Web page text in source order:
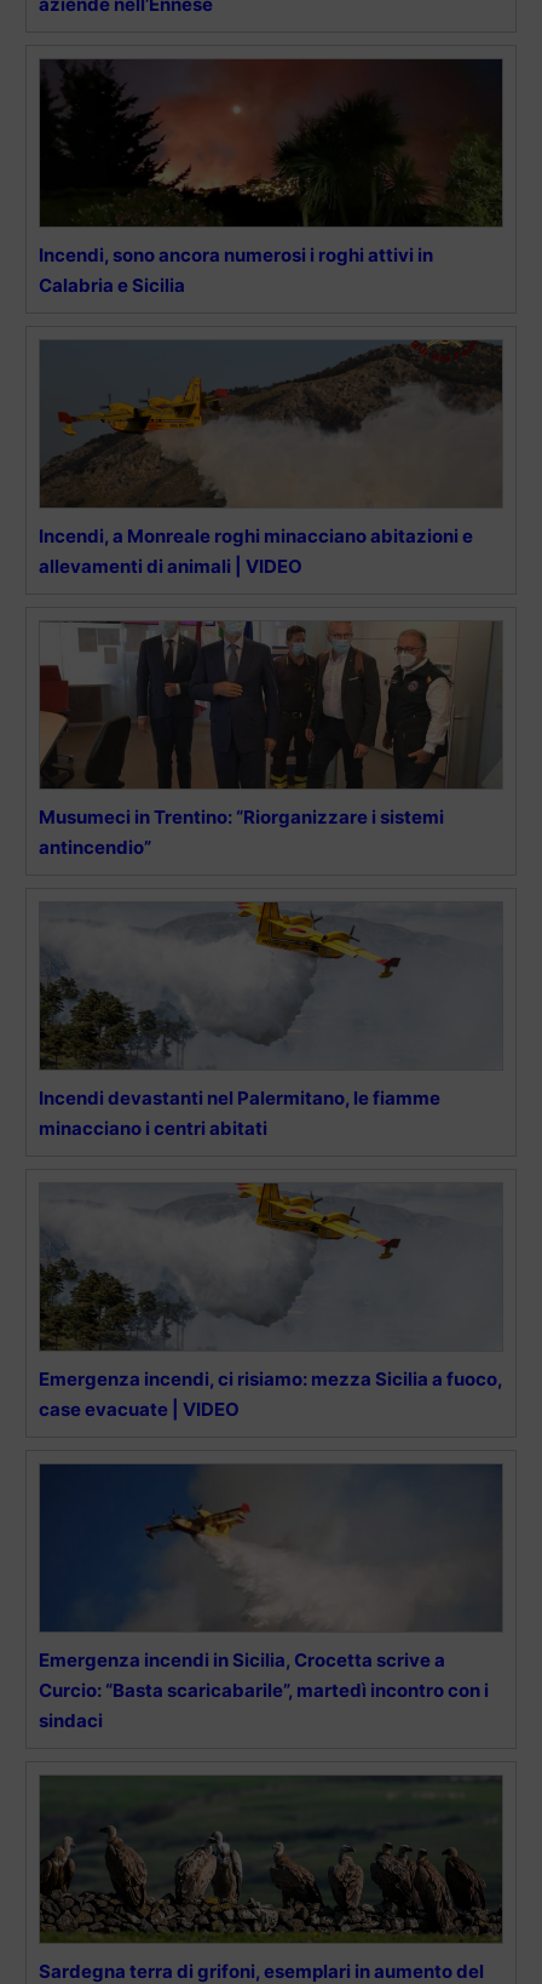
Incendi, sono ancora numerosi i roghi attivi in
Calabria e Sicilia
Incendi, a Monreale roghi minacciano abitazioni e
allevamenti di animali | VIDEO
Musumeci in Trentino: “Riorganizzare i sistemi
antincendio”
Incendi devastanti nel Palermitano, le fiamme
minacciano i centri abitati
Emergenza incendi, ci risiamo: mezza Sicilia a fuoco,
case evacuate | VIDEO
Emergenza incendi in Sicilia, Crocetta scrive a
Curcio: “Basta scaricabarile”, martedì incontro con i
sindaci
Sardegna terra di grifoni, esemplari in aumento del